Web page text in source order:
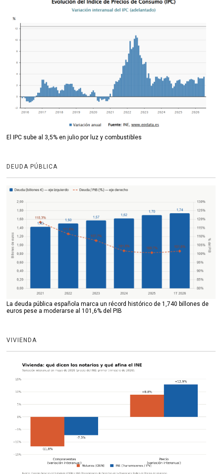
El IPC sube al 3,5% en julio por luz y combustibles
DEUDA PÚBLICA
La deuda pública española marca un récord histórico de 1,740 billones de
euros pese a moderarse al 101,6% del PIB
VIVIENDA